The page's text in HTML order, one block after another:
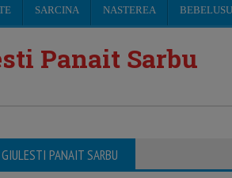
SARCINA NASTEREA
Panait Sarbu
PANAIT SARBU